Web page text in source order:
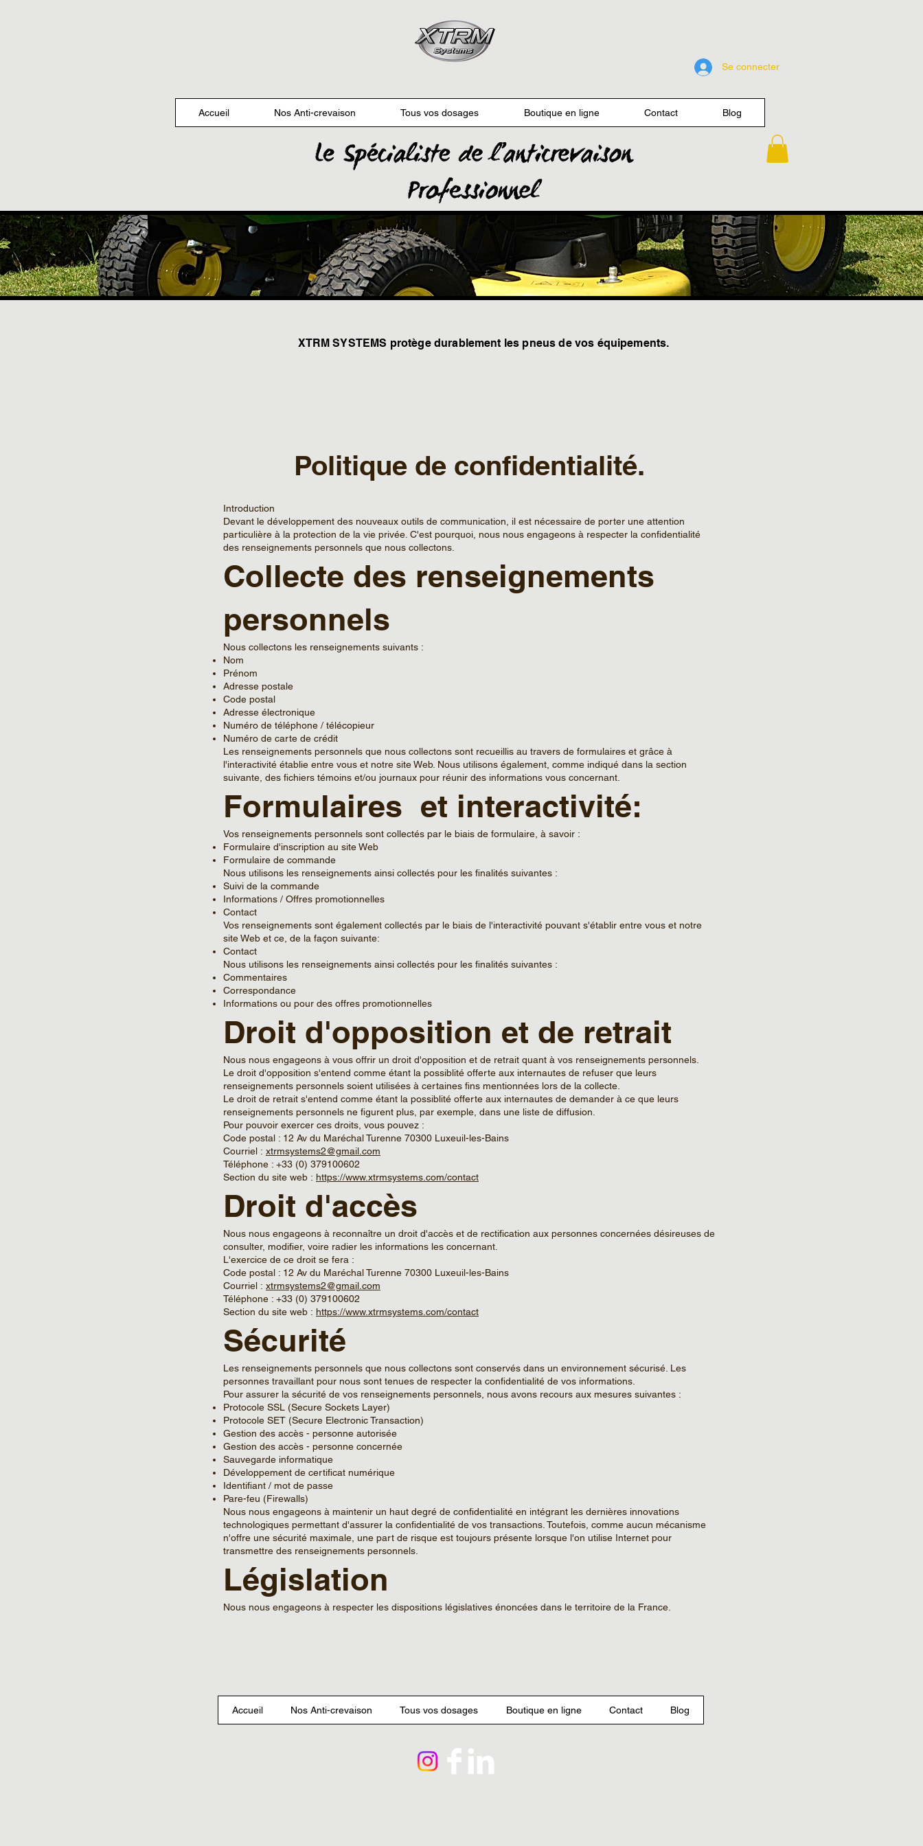
Se connecter
Accueil Nos Anti-crevaison Tous vos dosages Boutique en ligne Contact Blog
XTRM SYSTEMS protège durablement les pneus de vos équipements.
Politique de confidentialité.
Introduction
Devant le développement des nouveaux outils de communication, il est nécessaire de porter une attention
particulière à la protection de la vie privée. C'est pourquoi, nous nous engageons à respecter la confidentialité
des renseignements personnels que nous collectons.
Collecte des renseignements
personnels
Nous collectons les renseignements suivants :
Nom
Prénom
Adresse postale
Code postal
Adresse électronique
Numéro de téléphone / télécopieur
Numéro de carte de crédit
Les renseignements personnels que nous collectons sont recueillis au travers de formulaires et grâce à
l'interactivité établie entre vous et notre site Web. Nous utilisons également, comme indiqué dans la section
suivante, des fichiers témoins et/ou journaux pour réunir des informations vous concernant.
Formulaires et interactivité:
Vos renseignements personnels sont collectés par le biais de formulaire, à savoir :
Formulaire d'inscription au site Web
Formulaire de commande
Nous utilisons les renseignements ainsi collectés pour les finalités suivantes :
Suivi de la commande
Informations / Offres promotionnelles
Contact
Vos renseignements sont également collectés par le biais de l'interactivité pouvant s'établir entre vous et notre
site Web et ce, de la façon suivante:
Contact
Nous utilisons les renseignements ainsi collectés pour les finalités suivantes :
Commentaires
Correspondance
Informations ou pour des offres promotionnelles
Droit d'opposition et de retrait
Nous nous engageons à vous offrir un droit d'opposition et de retrait quant à vos renseignements personnels.
Le droit d'opposition s'entend comme étant la possiblité offerte aux internautes de refuser que leurs
renseignements personnels soient utilisées à certaines fins mentionnées lors de la collecte.
Le droit de retrait s'entend comme étant la possiblité offerte aux internautes de demander à ce que leurs
renseignements personnels ne figurent plus, par exemple, dans une liste de diffusion.
Pour pouvoir exercer ces droits, vous pouvez :
Code postal : 12 Av du Maréchal Turenne 70300 Luxeuil-les-Bains
Courriel : xtrmsystems2@gmail.com
Téléphone : +33 (0) 379100602
Section du site web : https://www.xtrmsystems.com/contact
Droit d'accès
Nous nous engageons à reconnaître un droit d'accès et de rectification aux personnes concernées désireuses de
consulter, modifier, voire radier les informations les concernant.
L'exercice de ce droit se fera :
Code postal : 12 Av du Maréchal Turenne 70300 Luxeuil-les-Bains
Courriel : xtrmsystems2@gmail.com
Téléphone : +33 (0) 379100602
Section du site web : https://www.xtrmsystems.com/contact
Sécurité
Les renseignements personnels que nous collectons sont conservés dans un environnement sécurisé. Les
personnes travaillant pour nous sont tenues de respecter la confidentialité de vos informations.
Pour assurer la sécurité de vos renseignements personnels, nous avons recours aux mesures suivantes :
Protocole SSL (Secure Sockets Layer)
Protocole SET (Secure Electronic Transaction)
Gestion des accès - personne autorisée
Gestion des accès - personne concernée
Sauvegarde informatique
Développement de certificat numérique
Identifiant / mot de passe
Pare-feu (Firewalls)
Nous nous engageons à maintenir un haut degré de confidentialité en intégrant les dernières innovations
technologiques permettant d'assurer la confidentialité de vos transactions. Toutefois, comme aucun mécanisme
n'offre une sécurité maximale, une part de risque est toujours présente lorsque l'on utilise Internet pour
transmettre des renseignements personnels.
Législation
Nous nous engageons à respecter les dispositions législatives énoncées dans le territoire de la France.
Accueil Nos Anti-crevaison Tous vos dosages Boutique en ligne Contact Blog